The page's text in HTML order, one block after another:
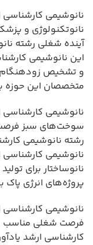
نانوشیمی
نانوتکنولوژی و
آینده شغلی رشته
این نانوشیمی
و تشخیص
متخصصان این حوزه
نانوشیمی کارشناسی
سوخت‌های سبز
رشته نانوشیمی
نانوشیمی کارشناسی
نانوساختار برای
پروژه‌های انرژی پاک
نانوشیمی کارشناسی
فرصت شغلی مناسب
کارشناسی ارشد